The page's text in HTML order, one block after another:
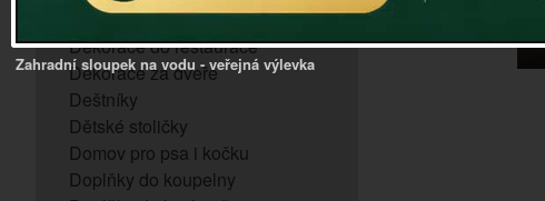
Dekorace do bytu
Dekorace do restaurace
Dekorace za dveře
Deštníky
Dětské stoličky
Domov pro psa i kočku
Doplňky do koupelny
Zahradní sloupek na vodu - veřejná výlevka